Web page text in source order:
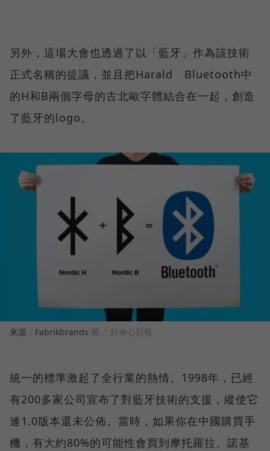
另外，這場大會也透過了以「藍牙」作為該技術
正式名稱的提議，並且把Harald Bluetooth中
的H和B兩個字母的古北歐字體結合在一起，創造
了藍牙的logo。
來源：Fabrikbrands 圖／ 好奇心日報
統一的標準激起了全行業的熱情。1998年，已經
有200多家公司宣布了對藍牙技術的支援，縱使它
連1.0版本還未公佈。當時，如果你在中國購買手
機，有大約80%的可能性會買到摩托羅拉、諾基